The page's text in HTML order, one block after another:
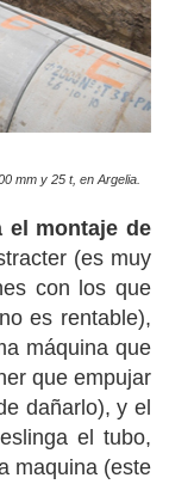
mm y 25 t, en Argelia.
el montaje de
(es muy
con los que
es rentable),
máquina que
que empujar
dañarlo), y el
el tubo,
maquina (este